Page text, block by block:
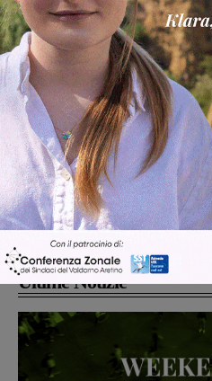
Scomparso da una
Fiorentino l’uomo che
Levane nel 2020
Articolo precedente
Serie A2 femminile, squadre della
Toscana, della Sardegna e del Lazio la
avversarie del San Giovanni calcio a 5
Ultime Notizie